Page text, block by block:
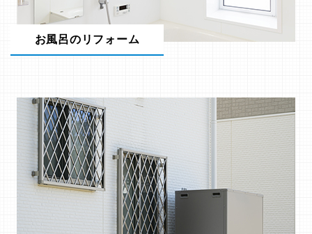
お風呂のリフォーム